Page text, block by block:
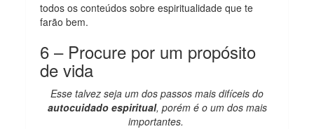
todos os conteúdos sobre espiritualidade que te
farão bem.
6 – Procure por um propósito
de vida
Esse talvez seja um dos passos mais difíceis do
autocuidado espiritual, porém é o um dos mais
importantes.